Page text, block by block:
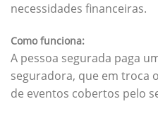
necessidades financeiras.
Como funciona:
A pessoa segurada paga
seguradora, que em troca
de eventos cobertos pelo